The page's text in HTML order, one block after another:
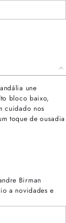
une
bloco baixo,
cuidado nos
toque de ousadia
Birman
a novidades e